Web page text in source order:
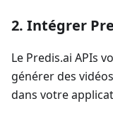
2. Intégrer
Le Predis.ai APIs
générer des
dans votre